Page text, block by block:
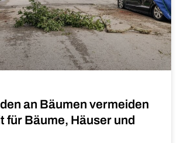
an Bäumen vermeiden
für Bäume, Häuser und